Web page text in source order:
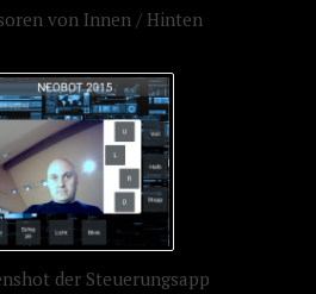
von Innen / Hinten
der Steuerungsapp